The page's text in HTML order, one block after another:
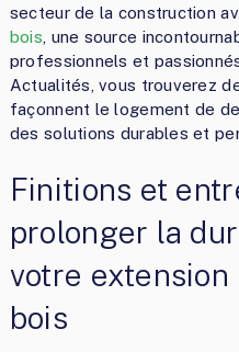
secteur de la construction
bois , une source
professionnels et
Actualités, vous trouverez
façonnent le logement de
des solutions durables et
Finitions et
prolonger la
votre extension
bois